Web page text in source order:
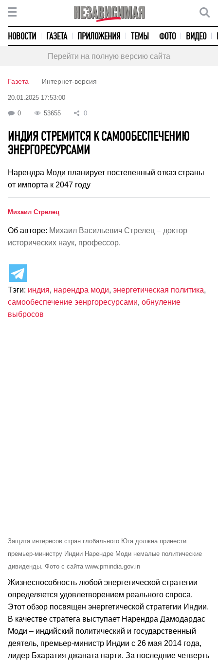
НОВОСТИ ГАЗЕТА ПРИЛОЖЕНИЯ ТЕМЫ ФОТО ВИДЕО
Перейти на полную версию сайта
Газета Интернет-версия
20.01.2025 17:53:00
0 53655 0
ИНДИЯ СТРЕМИТСЯ К САМООБЕСПЕЧЕНИЮ
ЭНЕРГОРЕСУРСАМИ
Нарендра Моди планирует постепенный отказ страны
от импорта к 2047 году
Михаил Стрелец
Об авторе: Михаил Васильевич Стрелец – доктор
исторических наук, профессор.
Тэги: индия, нарендра моди, энергетическая политика,
самообеспечение эенргоресурсами, обнуление
выбросов
Защита интересов стран глобального Юга должна принести
премьер-министру Индии Нарендре Моди немалые политические
дивиденды. Фото с сайта www.pmindia.gov.in
Жизнеспособность любой энергетической стратегии
определяется удовлетворением реального спроса.
Этот обзор посвящен энергетической стратегии Индии.
В качестве стратега выступает Нарендра Дамодардас
Моди – индийский политический и государственный
деятель, премьер-министр Индии с 26 мая 2014 года,
лидер Бхаратия джаната парти. За последние четверть